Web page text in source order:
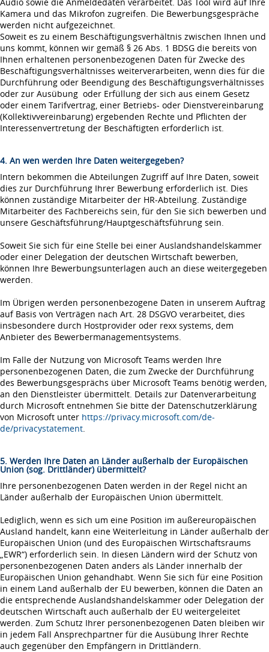
Kamera und das Mikrofon zugreifen. Die Bewerbungsgespräche
werden nicht aufgezeichnet.
Soweit es zu einem Beschäftigungsverhältnis zwischen Ihnen und
uns kommt, können wir gemäß § 26 Abs. 1 BDSG die bereits von
Ihnen erhaltenen personenbezogenen Daten für Zwecke des
Beschäftigungsverhältnisses weiterverarbeiten, wenn dies für die
Durchführung oder Beendigung des Beschäftigungsverhältnisses
oder zur Ausübung oder Erfüllung der sich aus einem Gesetz
oder einem Tarifvertrag, einer Betriebs- oder Dienstvereinbarung
(Kollektivvereinbarung) ergebenden Rechte und Pflichten der
Interessenvertretung der Beschäftigten erforderlich ist.
4. An wen werden Ihre Daten weitergegeben?
Intern bekommen die Abteilungen Zugriff auf Ihre Daten, soweit
dies zur Durchführung Ihrer Bewerbung erforderlich ist. Dies
können zuständige Mitarbeiter der HR-Abteilung. Zuständige
Mitarbeiter des Fachbereichs sein, für den Sie sich bewerben und
unsere Geschäftsführung/Hauptgeschäftsführung sein.
Soweit Sie sich für eine Stelle bei einer Auslandshandelskammer
oder einer Delegation der deutschen Wirtschaft bewerben,
können Ihre Bewerbungsunterlagen auch an diese weitergegeben
werden.
Im Übrigen werden personenbezogene Daten in unserem Auftrag
auf Basis von Verträgen nach Art. 28 DSGVO verarbeitet, dies
insbesondere durch Hostprovider oder rexx systems, dem
Anbieter des Bewerbermanagementsystems.
Im Falle der Nutzung von Microsoft Teams werden Ihre
personenbezogenen Daten, die zum Zwecke der Durchführung
des Bewerbungsgesprächs über Microsoft Teams benötig werden,
an den Dienstleister übermittelt. Details zur Datenverarbeitung
durch Microsoft entnehmen Sie bitte der Datenschutzerklärung
von Microsoft unter https://privacy.microsoft.com/de-
de/privacystatement.
5. Werden Ihre Daten an Länder außerhalb der Europäischen
Union (sog. Drittländer) übermittelt?
Ihre personenbezogenen Daten werden in der Regel nicht an
Länder außerhalb der Europäischen Union übermittelt.
Lediglich, wenn es sich um eine Position im außereuropäischen
Ausland handelt, kann eine Weiterleitung in Länder außerhalb der
Europäischen Union (und des Europäischen Wirtschaftsraums
„EWR“) erforderlich sein. In diesen Ländern wird der Schutz von
personenbezogenen Daten anders als Länder innerhalb der
Europäischen Union gehandhabt. Wenn Sie sich für eine Position
in einem Land außerhalb der EU bewerben, können die Daten an
die entsprechende Auslandshandelskammer oder Delegation der
deutschen Wirtschaft auch außerhalb der EU weitergeleitet
werden. Zum Schutz Ihrer personenbezogenen Daten bleiben wir
in jedem Fall Ansprechpartner für die Ausübung Ihrer Rechte
auch gegenüber den Empfängern in Drittländern.